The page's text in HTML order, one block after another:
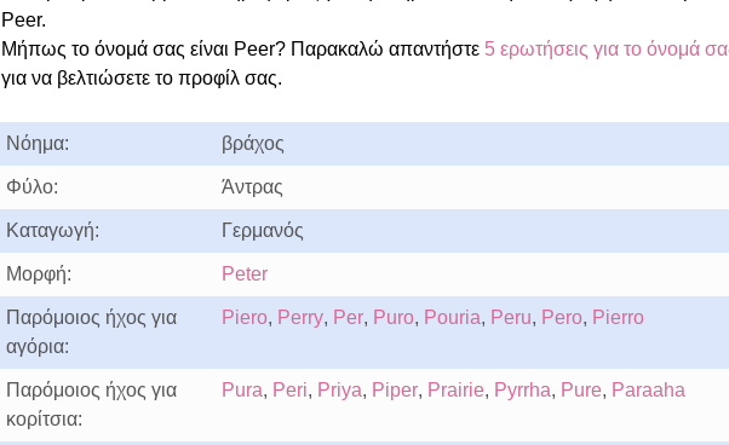
Peer.
Μήπως το όνομά σας είναι Peer? Παρακαλώ απαντήστε5 ερωτήσεις για το όνομά
για να βελτιώσετε το προφίλ σας.
Νόημα: βράχος
Φύλο: Άντρας
Καταγωγή: Γερμανός
Μορφή: Peter
Παρόμοιος ήχος για
αγόρια:
Piero, Perry, Per, Puro, Pouria, Peru, Pero, Pierro
Παρόμοιος ήχος για
κορίτσια:
Pura, Peri, Priya, Piper, Prairie, Pyrrha, Pure, Paraaha